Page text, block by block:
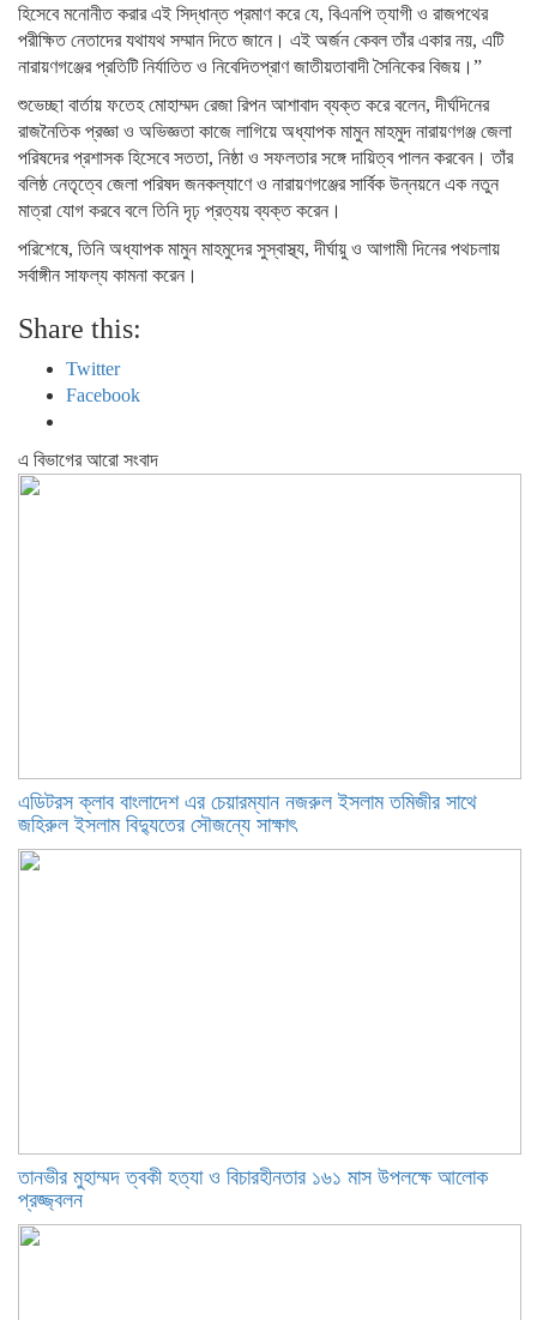
হিসেবে মনোনীত করার এই সিদ্ধান্ত প্রমাণ করে যে, বিএনপি ত্যাগী ও রাজপথের
পরীক্ষিত নেতাদের যথাযথ সম্মান দিতে জানে। এই অর্জন কেবল তাঁর একার নয়, এটি
নারায়ণগঞ্জের প্রতিটি নির্যাতিত ও নিবেদিতপ্রাণ জাতীয়তাবাদী সৈনিকের বিজয়।”
শুভেচ্ছা বার্তায় ফতেহ মোহাম্মদ রেজা রিপন আশাবাদ ব্যক্ত করে বলেন, দীর্ঘদিনের
রাজনৈতিক প্রজ্ঞা ও অভিজ্ঞতা কাজে লাগিয়ে অধ্যাপক মামুন মাহমুদ নারায়ণগঞ্জ জেলা
পরিষদের প্রশাসক হিসেবে সততা, নিষ্ঠা ও সফলতার সঙ্গে দায়িত্ব পালন করবেন। তাঁর
বলিষ্ঠ নেতৃত্বে জেলা পরিষদ জনকল্যাণে ও নারায়ণগঞ্জের সার্বিক উন্নয়নে এক নতুন
মাত্রা যোগ করবে বলে তিনি দৃঢ় প্রত্যয় ব্যক্ত করেন।
পরিশেষে, তিনি অধ্যাপক মামুন মাহমুদের সুস্বাস্থ্য, দীর্ঘায়ু ও আগামী দিনের পথচলায়
সর্বাঙ্গীন সাফল্য কামনা করেন।
Share this:
Twitter
Facebook
এ বিভাগের আরো সংবাদ
এডিটরস ক্লাব বাংলাদেশ এর চেয়ারম্যান নজরুল ইসলাম তমিজীর সাথে
জহিরুল ইসলাম বিদ্যুতের সৌজন্যে সাক্ষাৎ
তানভীর মুহাম্মদ ত্বকী হত্যা ও বিচারহীনতার ১৬১ মাস উপলক্ষে আলোক
প্রজ্জ্বলন